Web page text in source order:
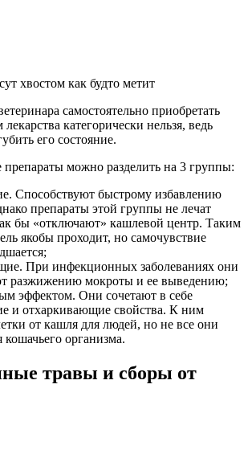
хвостом как будто метит
самостоятельно приобретать
категорически нельзя, ведь
его состояние.
можно разделить на 3 группы:
Способствуют быстрому избавлению
препараты этой группы не лечат
бы «отключают» кашлевой центр. Таким
якобы проходит, но самочувствие
При инфекционных заболеваниях они
разжижению мокроты и ее выведению;
эффектом. Они сочетают в себе
и отхаркивающие свойства. К ним
от кашля для людей, но не все они
кошачьего организма.
травы и сборы от